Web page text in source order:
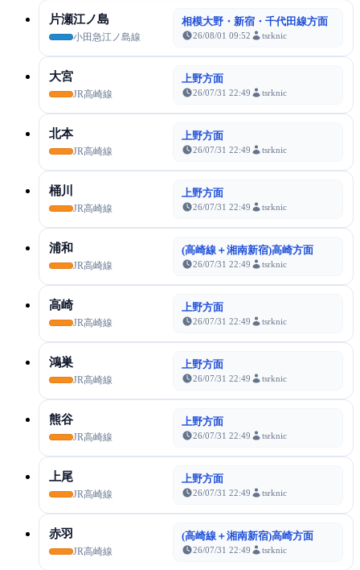
片瀬江ノ島
小田急江ノ島線
相模大野・新宿・千代田線方面
26/08/01 09:52 tsrknic
大宮
JR高崎線
上野方面
26/07/31 22:49 tsrknic
北本
JR高崎線
上野方面
26/07/31 22:49 tsrknic
桶川
JR高崎線
上野方面
26/07/31 22:49 tsrknic
浦和
JR高崎線
(高崎線＋湘南新宿)高崎方面
26/07/31 22:49 tsrknic
高崎
JR高崎線
上野方面
26/07/31 22:49 tsrknic
鴻巣
JR高崎線
上野方面
26/07/31 22:49 tsrknic
熊谷
JR高崎線
上野方面
26/07/31 22:49 tsrknic
上尾
JR高崎線
上野方面
26/07/31 22:49 tsrknic
赤羽
JR高崎線
(高崎線＋湘南新宿)高崎方面
26/07/31 22:49 tsrknic